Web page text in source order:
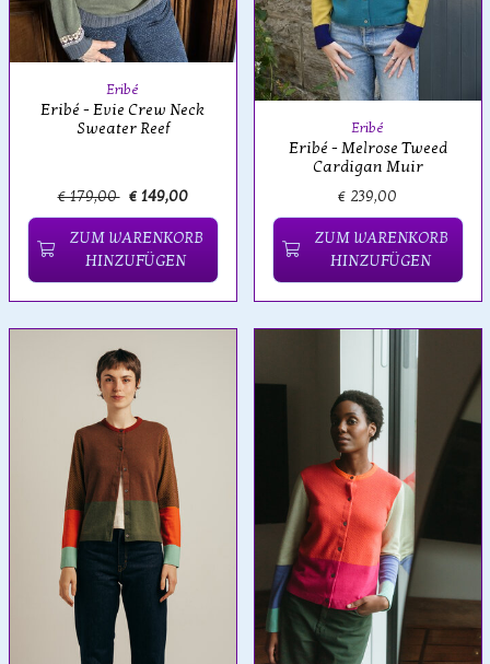
Eribé
Eribé - Evie Crew Neck
Sweater Reef
€ 179,00 € 149,00
ZUM WARENKORB
HINZUFÜGEN
Eribé
Eribé - Melrose Tweed
Cardigan Muir
€ 239,00
ZUM WARENKORB
HINZUFÜGEN